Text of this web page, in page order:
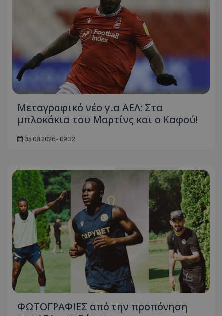
Μεταγραφικό νέο για ΑΕΛ: Στα
μπλοκάκια του Μαρτίνς και ο Καφού!
05.08.2026 - 09:32
ΦΩΤΟΓΡΑΦΙΕΣ από την προπόνηση